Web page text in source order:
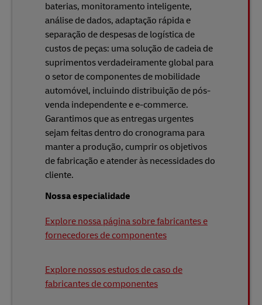
baterias, monitoramento inteligente,
análise de dados, adaptação rápida e
separação de despesas de logística de
custos de peças: uma solução de cadeia de
suprimentos verdadeiramente global para
o setor de componentes de mobilidade
automóvel, incluindo distribuição de pós-
venda independente e e-commerce.
Garantimos que as entregas urgentes
sejam feitas dentro do cronograma para
manter a produção, cumprir os objetivos
de fabricação e atender às necessidades do
cliente.
Nossa especialidade
Explore nossa página sobre fabricantes e
fornecedores de componentes
Explore nossos estudos de caso de
fabricantes de componentes